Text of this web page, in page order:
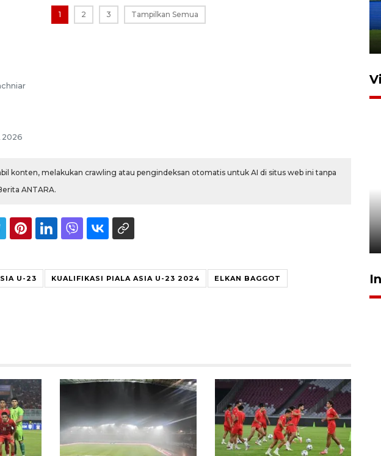
1 2 3 Tampilkan Semua
2026
konten, melakukan crawling atau pengindeksan otomatis untuk AI di situs web ini tanpa
ANTARA.
U-23 KUALIFIKASI PIALA ASIA U-23 2024 ELKAN BAGGOT
dan manajerial SPPI di
Balikpapan